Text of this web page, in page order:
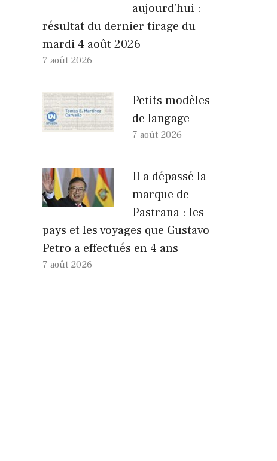
aujourd’hui :
résultat du dernier tirage du
mardi 4 août 2026
7 août 2026
Petits modèles
de langage
7 août 2026
Il a dépassé la
marque de
Pastrana : les
pays et les voyages que Gustavo
Petro a effectués en 4 ans
7 août 2026